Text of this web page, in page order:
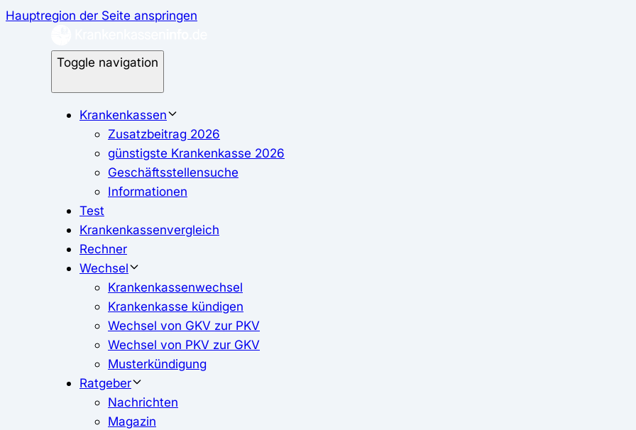
Hauptregion der Seite anspringen
Toggle navigation
Krankenkassen
Zusatzbeitrag 2026
günstigste Krankenkasse 2026
Geschäftsstellensuche
Informationen
Test
Krankenkassenvergleich
Rechner
Wechsel
Krankenkassenwechsel
Krankenkasse kündigen
Wechsel von GKV zur PKV
Wechsel von PKV zur GKV
Musterkündigung
Ratgeber
Nachrichten
Magazin